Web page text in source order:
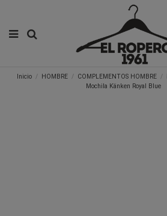
Inicio HOMBRE COMPLEMENTOS HOMBRE
Mochila Känken Royal Blue